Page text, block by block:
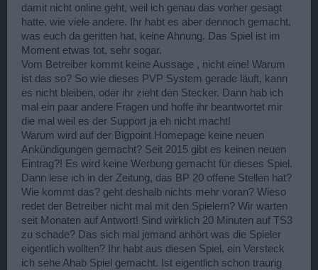
damit nicht online geht, weil ich genau das vorher gesagt
hatte, wie viele andere. Ihr habt es aber dennoch gemacht,
was euch da geritten hat, keine Ahnung. Das Spiel ist im
Moment etwas tot, sehr sogar.
Vom Betreiber kommt keine Aussage , nicht eine! Warum
ist das so? So wie dieses PVP System gerade läuft, kann
es nicht bleiben, oder ihr zieht den Stecker. Dann hab ich
mal ein paar andere Fragen und hoffe ihr beantwortet mir
die mal weil es der Support ja eh nicht macht!
Warum wird auf der Bigpoint Homepage keine neuen
Ankündigungen gemacht? Seit 2015 gibt es keinen neuen
Eintrag?! Es wird keine Werbung gemacht für dieses Spiel.
Dann lese ich in der Zeitung, das BP 20 offene Stellen hat?
Wie kommt das? geht deshalb nichts mehr voran? Wieso
redet der Betreiber nicht mal mit den Spielern? Wir warten
seit Monaten auf Antwort! Sind wirklich 20 Minuten auf TS3
zu schade? Das sich mal jemand anhört was die Spieler
eigentlich wollten? Ihr habt aus diesen Spiel, ein Versteck
ich sehe Ahab Spiel gemacht. Ist eigentlich schon traurig